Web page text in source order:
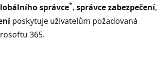
správce*, správce zabezpečení,
poskytuje uživatelům požadovaná
365.